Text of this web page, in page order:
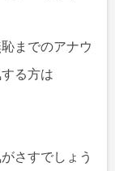
までのアナウ
る方は
さすでしょう